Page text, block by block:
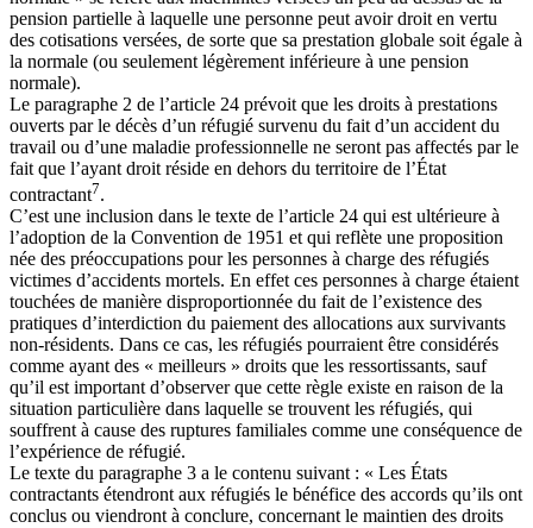
pension partielle à laquelle une personne peut avoir droit en vertu
des cotisations versées, de sorte que sa prestation globale soit égale à
la normale (ou seulement légèrement inférieure à une pension
normale).
Le paragraphe 2 de l’article 24 prévoit que les droits à prestations
ouverts par le décès d’un réfugié survenu du fait d’un accident du
travail ou d’une maladie professionnelle ne seront pas affectés par le
fait que l’ayant droit réside en dehors du territoire de l’État
contractant7.
C’est une inclusion dans le texte de l’article 24 qui est ultérieure à
l’adoption de la Convention de 1951 et qui reflète une proposition
née des préoccupations pour les personnes à charge des réfugiés
victimes d’accidents mortels. En effet ces personnes à charge étaient
touchées de manière disproportionnée du fait de l’existence des
pratiques d’interdiction du paiement des allocations aux survivants
non-résidents. Dans ce cas, les réfugiés pourraient être considérés
comme ayant des « meilleurs » droits que les ressortissants, sauf
qu’il est important d’observer que cette règle existe en raison de la
situation particulière dans laquelle se trouvent les réfugiés, qui
souffrent à cause des ruptures familiales comme une conséquence de
l’expérience de réfugié.
Le texte du paragraphe 3 a le contenu suivant : « Les États
contractants étendront aux réfugiés le bénéfice des accords qu’ils ont
conclus ou viendront à conclure, concernant le maintien des droits